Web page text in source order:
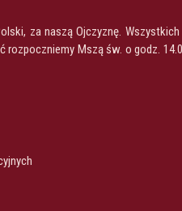
za naszą Ojczyznę.
Mszą św. o godz.